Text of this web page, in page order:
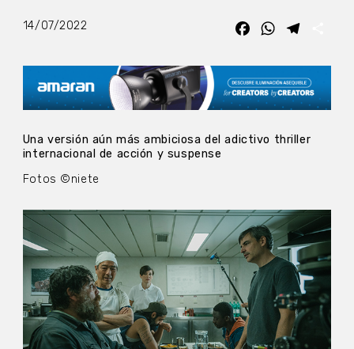
14/07/2022 FacebookWhatsApp
Una versión aún más ambiciosa del adictivo thriller
internacional de acción y suspense
Fotos ©niete